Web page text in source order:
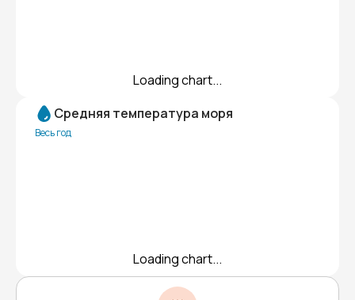
Loading chart...
Средняя температура моря
Весь год
Loading chart...